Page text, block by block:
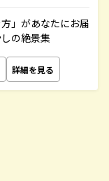
」があなたにお届
の絶景集
詳細を見る